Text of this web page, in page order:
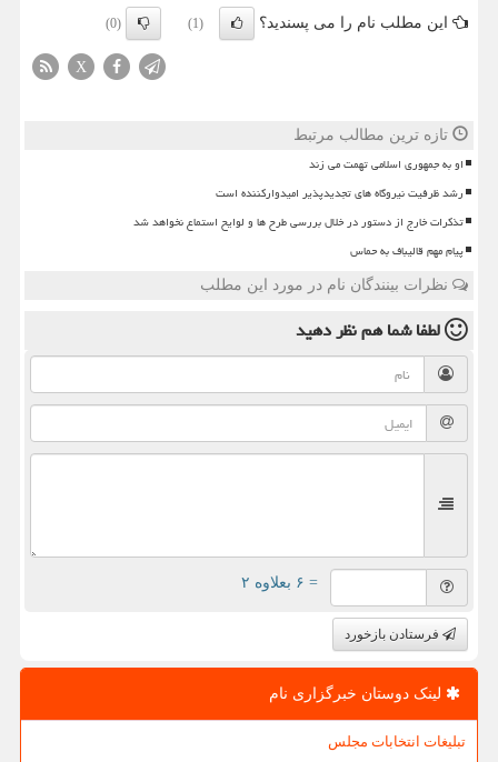
این مطلب نام را می پسندید؟ (1)
(0)
X
تازه ترین مطالب مرتبط
او به جمهوری اسلامی تهمت می زند
رشد ظرفیت نیروگاه های تجدیدپذیر امیدوارکننده است
تذکرات خارج از دستور در خلال بررسی طرح ها و لوایح استماع نخواهد شد
پیام مهم قالیباف به حماس
نظرات بینندگان نام در مورد این مطلب
لطفا شما همنظر دهید
= ۶ بعلاوه ۲
فرستادن بازخورد
لینک دوستان خبرگزاری نام
تبلیغات انتخابات مجلس